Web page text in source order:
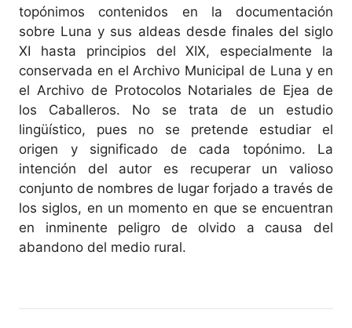
topónimos contenidos en la documentación
sobre Luna y sus aldeas desde finales del siglo
XI hasta principios del XIX, especialmente la
conservada en el Archivo Municipal de Luna y en
el Archivo de Protocolos Notariales de Ejea de
los Caballeros. No se trata de un estudio
lingüístico, pues no se pretende estudiar el
origen y significado de cada topónimo. La
intención del autor es recuperar un valioso
conjunto de nombres de lugar forjado a través de
los siglos, en un momento en que se encuentran
en inminente peligro de olvido a causa del
abandono del medio rural.